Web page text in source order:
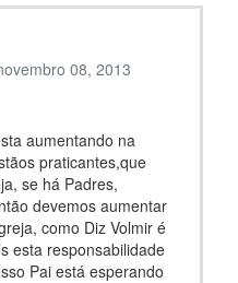
08, 2013
aumentando na
praticantes,que
se há Padres,
devemos aumentar
como Diz Volmir é
esta responsabilidade
Pai está esperando